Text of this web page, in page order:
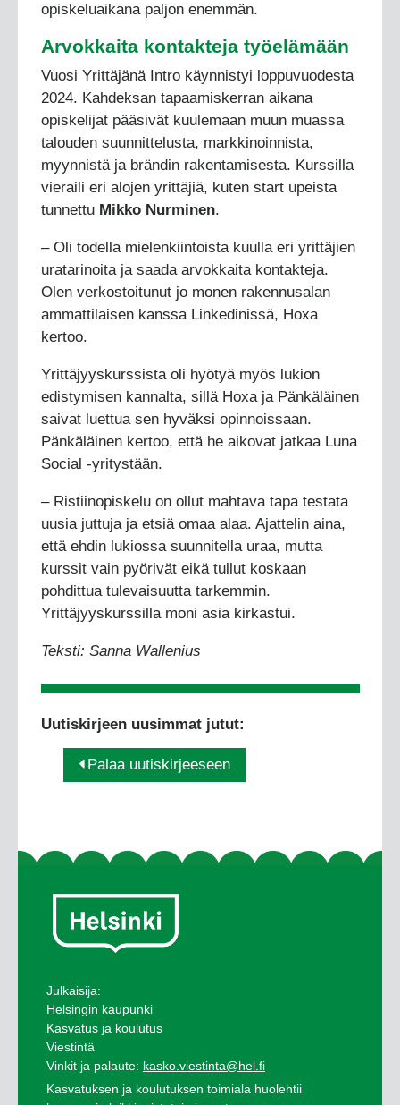
opiskeluaikana paljon enemmän.
Arvokkaita kontakteja työelämään
Vuosi Yrittäjänä Intro käynnistyi loppuvuodesta
2024. Kahdeksan tapaamiskerran aikana
opiskelijat pääsivät kuulemaan muun muassa
talouden suunnittelusta, markkinoinnista,
myynnistä ja brändin rakentamisesta. Kurssilla
vieraili eri alojen yrittäjiä, kuten start upeista
tunnettu Mikko Nurminen.
– Oli todella mielenkiintoista kuulla eri yrittäjien
uratarinoita ja saada arvokkaita kontakteja.
Olen verkostoitunut jo monen rakennusalan
ammattilaisen kanssa Linkedinissä, Hoxa
kertoo.
Yrittäjyyskurssista oli hyötyä myös lukion
edistymisen kannalta, sillä Hoxa ja Pänkäläinen
saivat luettua sen hyväksi opinnoissaan.
Pänkäläinen kertoo, että he aikovat jatkaa Luna
Social -yritystään.
– Ristiinopiskelu on ollut mahtava tapa testata
uusia juttuja ja etsiä omaa alaa. Ajattelin aina,
että ehdin lukiossa suunnitella uraa, mutta
kurssit vain pyörivät eikä tullut koskaan
pohdittua tulevaisuutta tarkemmin.
Yrittäjyyskurssilla moni asia kirkastui.
Teksti: Sanna Wallenius
Uutiskirjeen uusimmat jutut:
Palaa uutiskirjeeseen
Julkaisija:
Helsingin kaupunki
Kasvatus ja koulutus
Viestintä
Vinkit ja palaute: kasko.viestinta@hel.fi
Kasvatuksen ja koulutuksen toimiala huolehtii